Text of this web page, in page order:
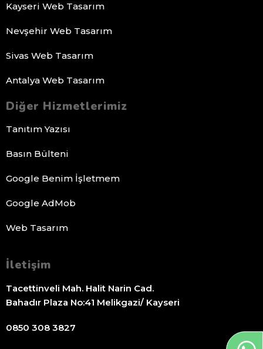
Kayseri Web Tasarım
Nevşehir Web Tasarım
Sivas Web Tasarım
Antalya Web Tasarım
Diğer Hizmetlerimiz
Tanıtım Yazısı
Basın Bülteni
Google Benim İşletmem
Google AdMob
Web Tasarım
İletişim
Tacettinveli Mah. Halit Narin Cad.
Bahadır Plaza No:41 Melikgazi/ Kayseri
0850 308 3827